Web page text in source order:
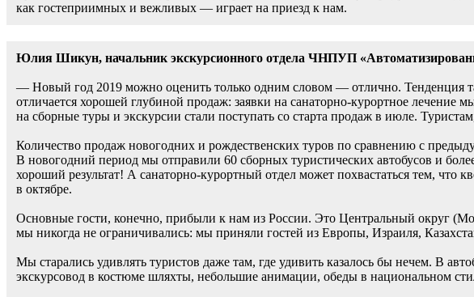
как гостеприимных и вежливых — играет на приезд к нам.
Юлия Шикун, начальник экскурсионного отдела ЧНПУП
— Новый год 2019 можно оценить только одним словом — отлично. Тенденция
отличается хорошей глубиной продаж: заявки на санаторно-курортное
на сборные туры и экскурсии стали поступать со старта продаж в июле.
Количество продаж новогодних и рождественских туров по сравнению с
В новогодний период мы отправили 60 сборных туристических автобусов и
хороший результат! А санаторно-курортный отдел может похвастаться тем,
в октябре.
Основные гости, конечно, прибыли к нам из России. Это Центральный округ
мы никогда не ограничивались: мы приняли гостей из Европы, Израиля,
Мы старались удивлять туристов даже там, где удивить казалось бы нечем. В
экскурсовод в костюме шляхты, небольшие анимации, обеды в национальном